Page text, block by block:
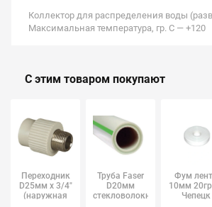
Коллектор для распределения воды
Максимальная температура, гр. С — +120
С этим товаром покупают
Переходник
D25мм х 3/4"
(наружная
Труба Faser
D20мм
стекловолокно
Фум
10мм
Чепецк